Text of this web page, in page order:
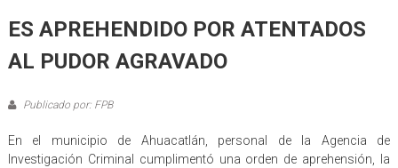
ES APREHENDIDO POR ATENTADOS
AL PUDOR AGRAVADO
Publicado por: FPB
En el municipio de Ahuacatlán, personal de la Agencia de
Investigación Criminal cumplimentó una orden de aprehensión, la